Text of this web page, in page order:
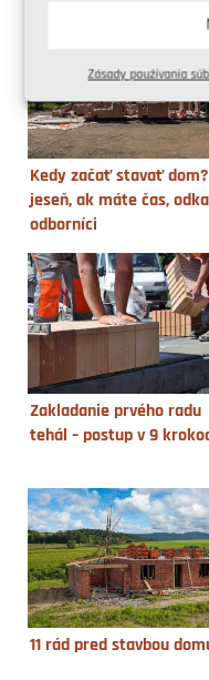
Zásady používania
Kedy začať stavať dom?
jeseň, ak máte čas,
odborníci
Zakladanie prvého radu
tehál – postup v 9
11 rád pred stavbou